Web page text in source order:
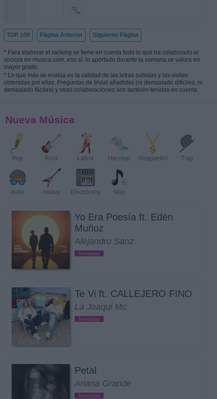
TOP 100 Página Anterior Siguiente Página
* Para elaborar el ranking se tiene en cuenta todo lo que ha colaborado el
socio/a en musica.com, eso sí, lo aportado durante la semana se valora en
mayor grado.
* Lo que más se evalúa es la calidad de las letras subidas y las visitas
obtenidas por ellas. Preguntas de trivial añadidas (ni demasiado difíciles, ni
demasiado fáciles) y otras colaboraciones son también tenidas en cuenta.
Nueva Música
Pop Rock Latina Hip-Hop Reggaetón Trap
Indie Heavy Electrónica Más
Yo Era Poesía ft. Edén
Muñoz
Alejandro Sanz
Novedad
Te Vi ft. CALLEJERO FINO
La Joaqui Mc
Novedad
Petal
Ariana Grande
Novedad